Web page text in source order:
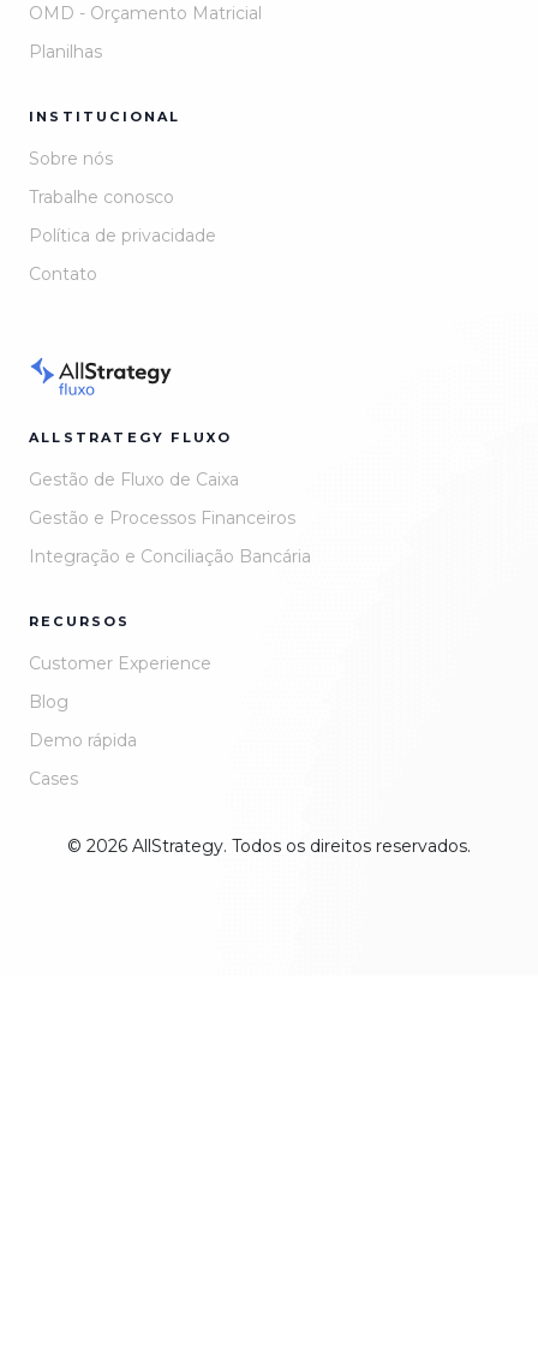
OMD - Orçamento Matricial
Planilhas
INSTITUCIONAL
Sobre nós
Trabalhe conosco
Política de privacidade
Contato
ALLSTRATEGY FLUXO
Gestão de Fluxo de Caixa
Gestão e Processos Financeiros
Integração e Conciliação Bancária
RECURSOS
Customer Experience
Blog
Demo rápida
Cases
© 2026 AllStrategy. Todos os direitos reservados.